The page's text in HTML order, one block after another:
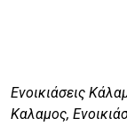
Ενοικιάσεις
Καλαμος,